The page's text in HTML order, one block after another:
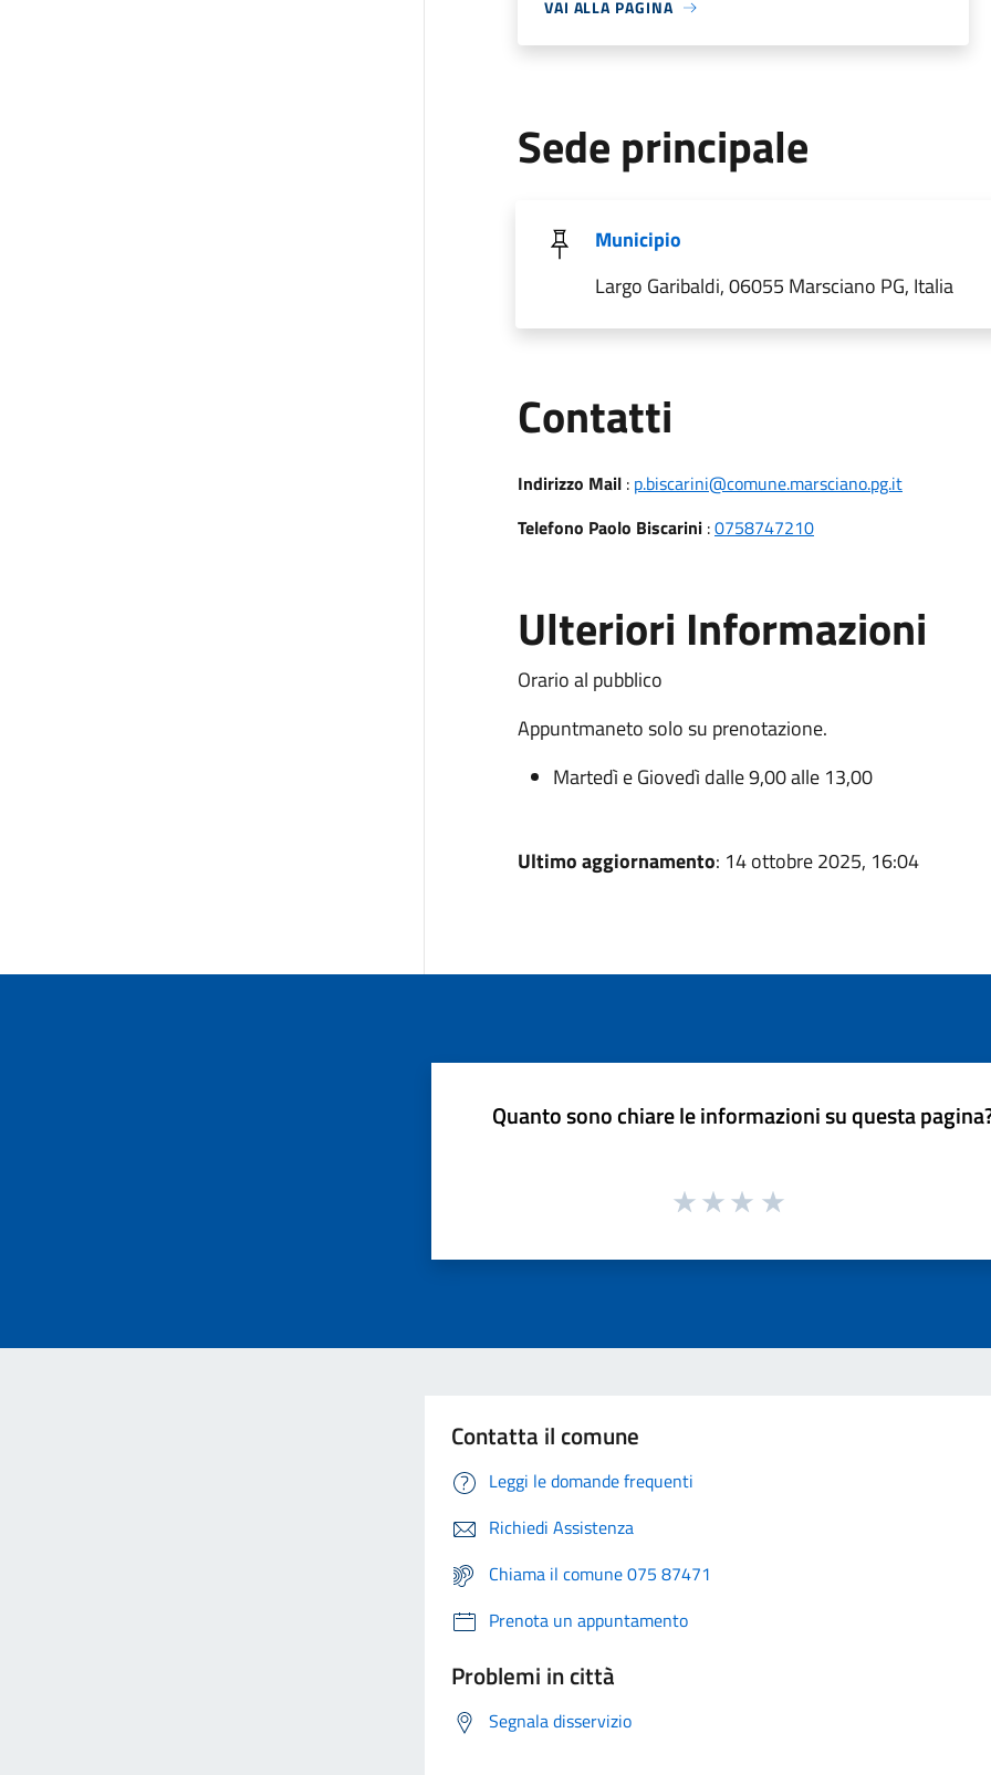
VAI ALLA PAGINA
Sede principale
Municipio
Largo Garibaldi, 06055 Marsciano PG, Italia
Contatti
Indirizzo Mail : p.biscarini@comune.marsciano.pg.it
Telefono Paolo Biscarini :0758747210
Ulteriori Informazioni
Orario al pubblico
Appuntmaneto solo su prenotazione.
Martedì e Giovedì dalle 9,00 alle 13,00
Ultimo aggiornamento: 14 ottobre 2025, 16:04
Quanto sono chiare le informazioni su questa
Contatta il comune
Leggi le domande frequenti
Richiedi Assistenza
Chiama il comune 075 87471
Prenota un appuntamento
Problemi in città
Segnala disservizio